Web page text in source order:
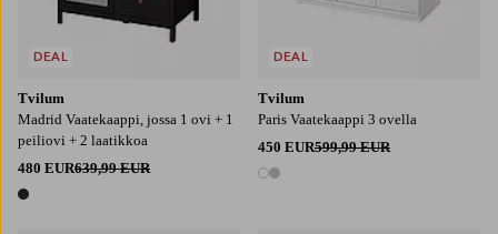
Tvilum
Madrid Vaatekaappi, jossa 1 ovi + 1
peiliovi + 2 laatikkoa
480 EUR639,99 EUR
1 väri
DEAL
Tvilum
Paris Vaatekaappi 3 ovella
450 EUR599,99 EUR
2 värejä
DEAL